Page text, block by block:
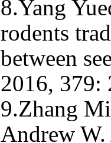
8.Yang
rodents
between
2016,
9.Zhang
Andrew